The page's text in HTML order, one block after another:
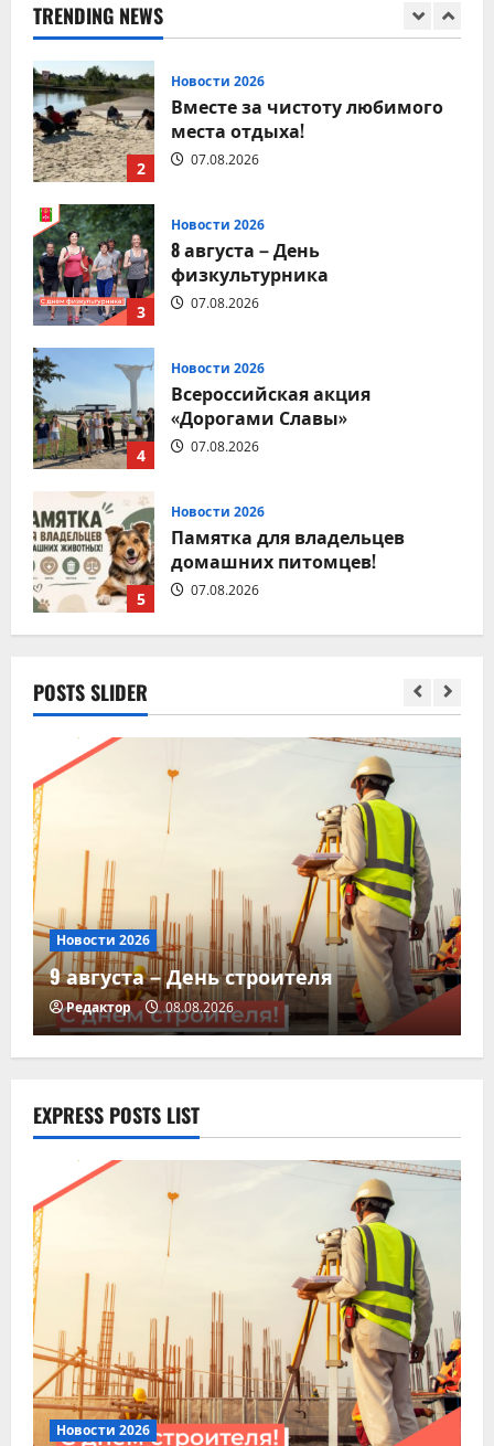
TRENDING NEWS
1
2
Новости 2026
Вместе за чистоту любимого
места отдыха!
07.08.2026
3
Новости 2026
8 августа – День
физкультурника
07.08.2026
4
Новости 2026
Всероссийская акция
«Дорогами Славы»
07.08.2026
5
Новости 2026
Памятка для владельцев
домашних питомцев!
07.08.2026
1
9 августа – День строителя
08.08.2026
Новости 2026
Вместе за чистоту любимого
места отдыха!
07.08.2026
3
Новости 2026
8 августа – День
физкультурника
07.08.2026
Всероссийская акция
«Дорогами Славы»
07.08.2026
Памятка для владельцев
домашних питомцев!
07.08.2026
POSTS SLIDER
Новости 2026
9 августа – День строителя
Редактор 08.08.2026
EXPRESS POSTS LIST
Новости 2026